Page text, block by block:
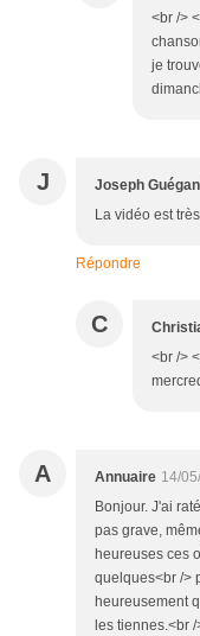
<br />
je
J Joseph Guégan
La vidéo est
Répondre
C
<br />
A Annuaire 14/
Bonjour. J'ai
pas grave,
heureuses ces
quelques<br />
heureusement
les tiennes.<br